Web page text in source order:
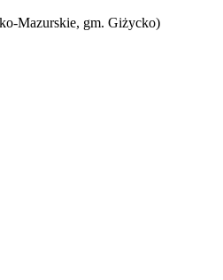
Mazurskie, gm. Giżycko)